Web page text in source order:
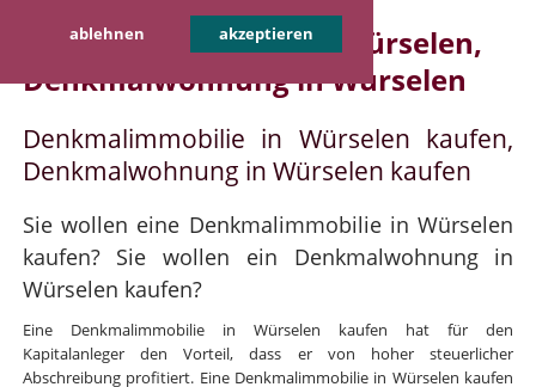
ablehnen akzeptieren
Denkmalimmobilie in Würselen,
Denkmalwohnung in Würselen
Denkmalimmobilie in Würselen kaufen,
Denkmalwohnung in Würselen kaufen
Sie wollen eine Denkmalimmobilie in Würselen
kaufen? Sie wollen ein Denkmalwohnung in
Würselen kaufen?
Eine Denkmalimmobilie in Würselen kaufen hat für den
Kapitalanleger den Vorteil, dass er von hoher steuerlicher
Abschreibung profitiert. Eine Denkmalimmobilie in Würselen kaufen